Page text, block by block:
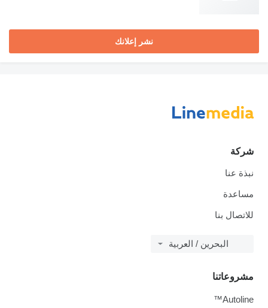
نشر إعلانك
شركة
نبذة عنا
مساعدة
للاتصال بنا
البحرين / العربية
مشروعاتنا
Autoline™